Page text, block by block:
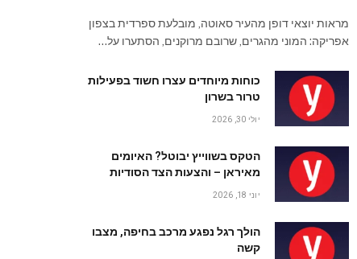
מראות יוצאי דופן מהעיר סאוטה, מובלעת ספרדית בצפון
אפריקה: המוני מהגרים, שרובם מרוקנים, הסתערו על…
כוחות מיוחדים עצרו חשוד בפעילות
טרור בשרון
יולי 30, 2026
הטקס בשווייץ יבוטל? האיומים
מאיראן – והצעות הצד הסודיות
יוני 18, 2026
הולך רגל נפגע מרכב בחיפה, מצבו
קשה